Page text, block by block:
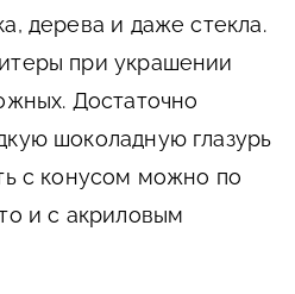
дерева и даже стекла.
при украшении
Достаточно
шоколадную глазурь
с конусом можно по
и с акриловым